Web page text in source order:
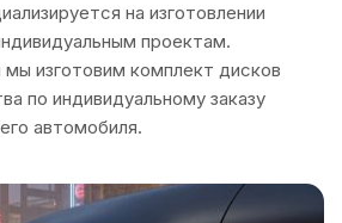
на изготовлении
проектам.
изготовим комплект дисков
по индивидуальному заказу
автомобиля.